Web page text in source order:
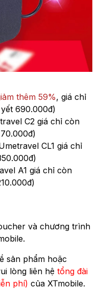
thêm 59%, giá chỉ
690.000đ)
C2 giá chỉ còn
CL1 giá chỉ
A1 giá chỉ còn
và chương trình
sản phẩm hoặc
lòng liên hệ tổng đài
phí) của XTmobile.